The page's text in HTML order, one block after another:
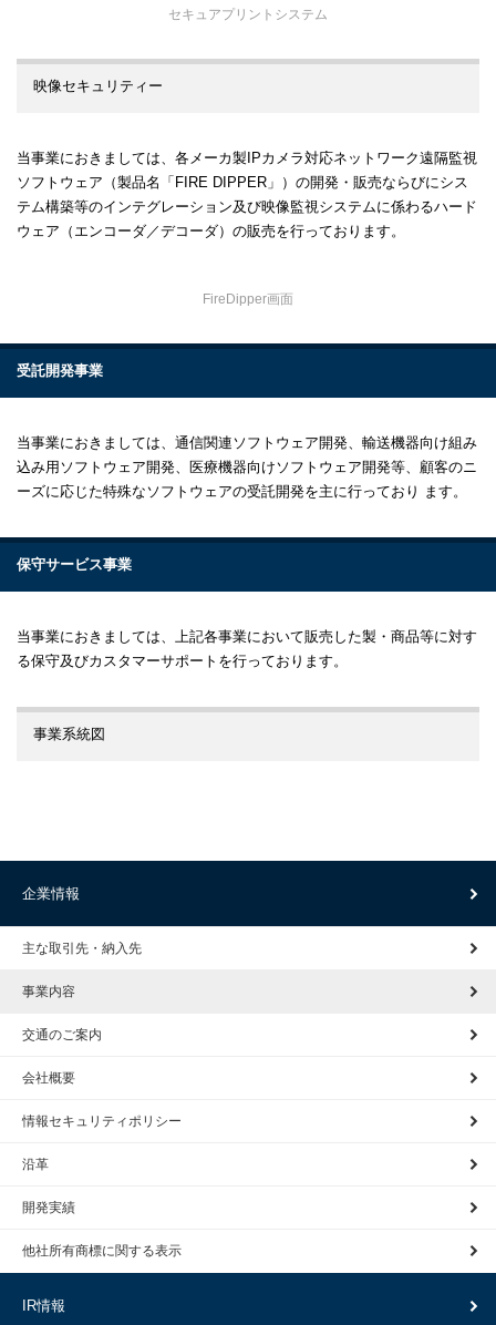
セキュアプリントシステム
映像セキュリティー
当事業におきましては、各メーカ製IPカメラ対応ネットワーク遠隔監視
ソフトウェア（製品名「FIRE DIPPER」）の開発・販売ならびにシス
テム構築等のインテグレーション及び映像監視システムに係わるハード
ウェア（エンコーダ／デコーダ）の販売を行っております。
FireDipper画面
受託開発事業
当事業におきましては、通信関連ソフトウェア開発、輸送機器向け組み
込み用ソフトウェア開発、医療機器向けソフトウェア開発等、顧客のニ
ーズに応じた特殊なソフトウェアの受託開発を主に行っており ます。
保守サービス事業
当事業におきましては、上記各事業において販売した製・商品等に対す
る保守及びカスタマーサポートを行っております。
事業系統図
企業情報
主な取引先・納入先
事業内容
交通のご案内
会社概要
情報セキュリティポリシー
沿革
開発実績
他社所有商標に関する表示
IR情報